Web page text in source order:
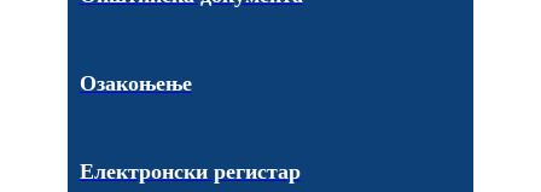
Озакоњење
Електронски регистар